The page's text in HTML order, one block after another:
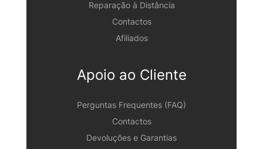
Reparação à Distância
Contactos
Afiliados
Apoio ao Cliente
Perguntas Frequentes (FAQ)
Contactos
Devoluções e Garantias